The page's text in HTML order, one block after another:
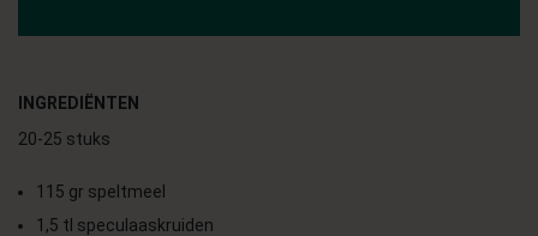
INGREDIËNTEN
20-25 stuks
115 gr speltmeel
1,5 tl speculaaskruiden